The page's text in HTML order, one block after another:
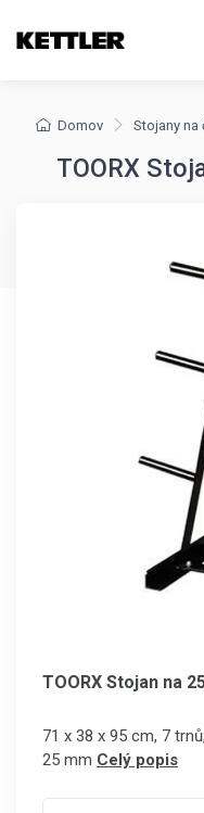
Domov Stojany na
TOORX
TOORX Stojan na
71 x 38 x 95 cm, 7
25 mm Celý popis